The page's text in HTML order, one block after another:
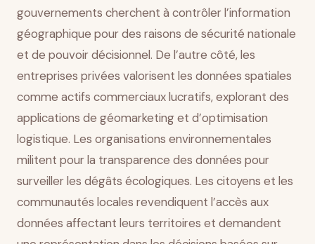
gouvernements cherchent à contrôler l’information
géographique pour des raisons de sécurité nationale
et de pouvoir décisionnel. De l’autre côté, les
entreprises privées valorisent les données spatiales
comme actifs commerciaux lucratifs, explorant des
applications de géomarketing et d’optimisation
logistique. Les organisations environnementales
militent pour la transparence des données pour
surveiller les dégâts écologiques. Les citoyens et les
communautés locales revendiquent l’accès aux
données affectant leurs territoires et demandent